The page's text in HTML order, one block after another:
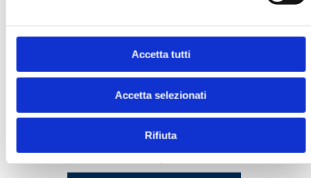
Accetta tutti
Accetta selezionati
Rifiuta
MOSTRA